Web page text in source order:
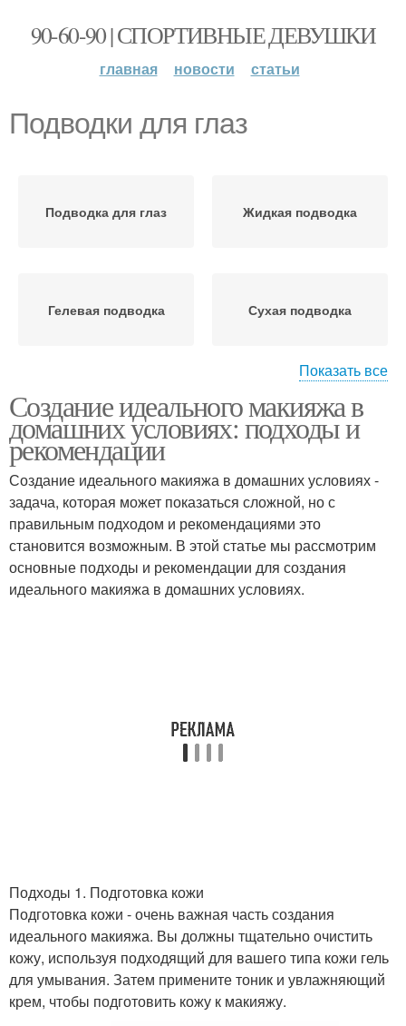
90-60-90 | СПОРТИВНЫЕ ДЕВУШКИ
главная новости статьи
Подводки для глаз
Подводка для глаз Жидкая подводка
Гелевая подводка Сухая подводка
Цветные подводки Голубые глаза
Серые глаза Зеленые глаза
Показать все
Создание идеального макияжа в
домашних условиях: подходы и
рекомендации
Создание идеального макияжа в домашних условиях -
задача, которая может показаться сложной, но с
правильным подходом и рекомендациями это
становится возможным. В этой статье мы рассмотрим
основные подходы и рекомендации для создания
идеального макияжа в домашних условиях.
Подходы 1. Подготовка кожи
Подготовка кожи - очень важная часть создания
идеального макияжа. Вы должны тщательно очистить
кожу, используя подходящий для вашего типа кожи гель
для умывания. Затем примените тоник и увлажняющий
крем, чтобы подготовить кожу к макияжу.